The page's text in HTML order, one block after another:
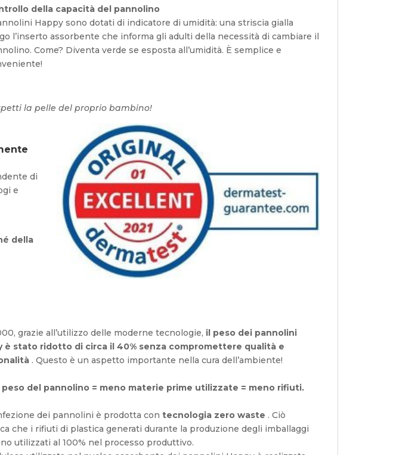
della capacità del pannolino
Happy sono dotati di indicatore di umidità: una striscia gialla
l’inserto assorbente che informa gli adulti della necessità di cambiare il
Come? Diventa verde se esposta all’umidità. È semplice e
la pelle del proprio bambino!
di
e
della
grazie all’utilizzo delle moderne tecnologie, il peso dei pannolini
è stato ridotto di circa il 40% senza compromettere qualità e
. Questo è un aspetto importante nella cura dell’ambiente!
peso del pannolino = meno materie prime utilizzate = meno rifiuti.
dei pannolini è prodotta contecnologia zero waste . Ciò
che i rifiuti di plastica generati durante la produzione degli imballaggi
utilizzati al 100% nel processo produttivo.